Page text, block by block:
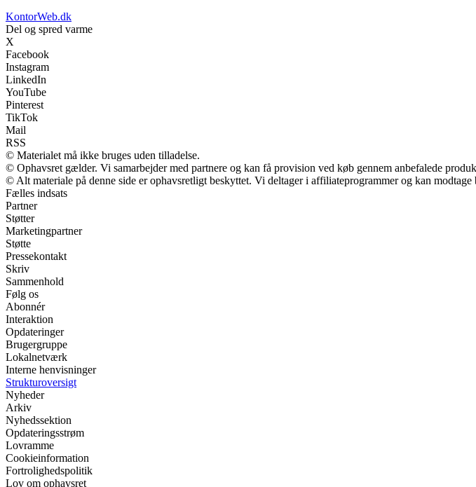
KontorWeb.dk
Del og spred varme
X
Facebook
Instagram
LinkedIn
YouTube
Pinterest
TikTok
Mail
RSS
© Materialet må ikke bruges uden tilladelse.
© Ophavsret gælder. Vi samarbejder med partnere og kan få provision ved køb gennem anbefalede
© Alt materiale på denne side er ophavsretligt beskyttet. Vi deltager i affiliateprogrammer og kan
Fælles indsats
Partner
Støtter
Marketingpartner
Støtte
Pressekontakt
Skriv
Sammenhold
Følg os
Abonnér
Interaktion
Opdateringer
Brugergruppe
Lokalnetværk
Interne henvisninger
Strukturoversigt
Nyheder
Arkiv
Nyhedssektion
Opdateringsstrøm
Lovramme
Cookieinformation
Fortrolighedspolitik
Lov om ophavsret